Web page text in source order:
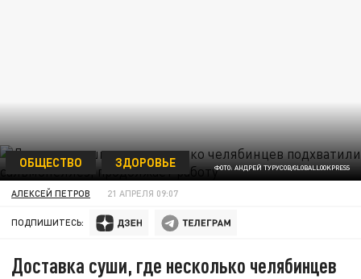
ФОТО: АНДРЕЙ ТУРУСОВ/GLOBALLOOKPRESS
ОБЩЕСТВО ЗДОРОВЬЕ
АЛЕКСЕЙ ПЕТРОВ 21 АПРЕЛЯ 09:07
ПОДПИШИТЕСЬ:
Доставка суши, где несколько челябинцев